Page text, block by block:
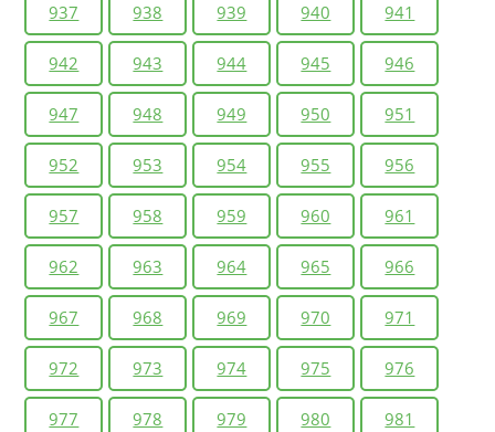
937 938 939 940 941
942 943 944 945 946
947 948 949 950 951
952 953 954 955 956
957 958 959 960 961
962 963 964 965 966
967 968 969 970 971
972 973 974 975 976
977 978 979 980 981